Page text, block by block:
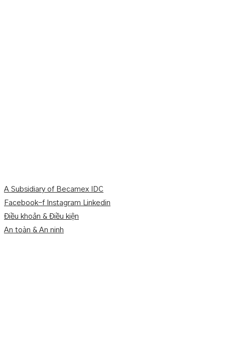
A Subsidiary of Becamex IDC
Facebook-f Instagram Linkedin
Điều khoản & Điều kiện
An toàn & An ninh